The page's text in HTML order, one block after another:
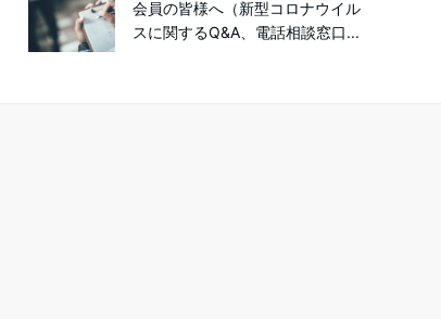
会員の皆様へ（新型コロナウイル
スに関するQ&A、電話相談窓口...